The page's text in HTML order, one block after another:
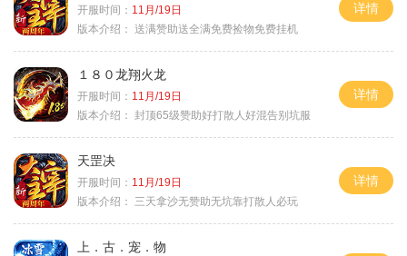
开服时间： 11月/19日
版本介绍： 送满赞助送全满免费捡物免费挂机
详情
１８０龙翔火龙
开服时间： 11月/19日
版本介绍： 封顶65级赞助好打散人好混告别坑服
详情
天罡决
开服时间： 11月/19日
版本介绍：
三天拿沙无赞助无坑靠打散人必玩
详情
上．古．宠．物